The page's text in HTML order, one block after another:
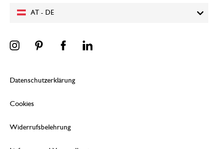
AT - DE
Datenschutzerklärung
Cookies
Widerrufsbelehrung